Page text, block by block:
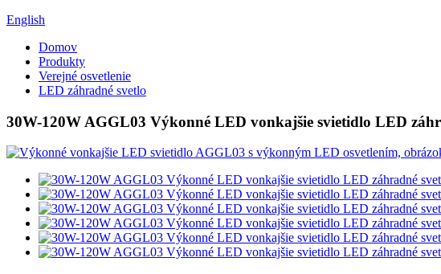
English
Domov
Produkty
Verejné osvetlenie
LED záhradné svetlo
30W-120W AGGL03 Výkonné LED vonkajšie svietidlo LED